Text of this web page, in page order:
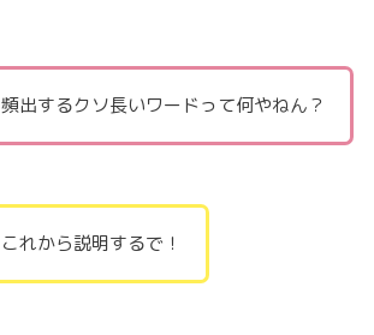
頻出するクソ長いワードって何やねん？
これから説明するで！